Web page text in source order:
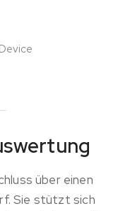
über einen
Sie stützt sich